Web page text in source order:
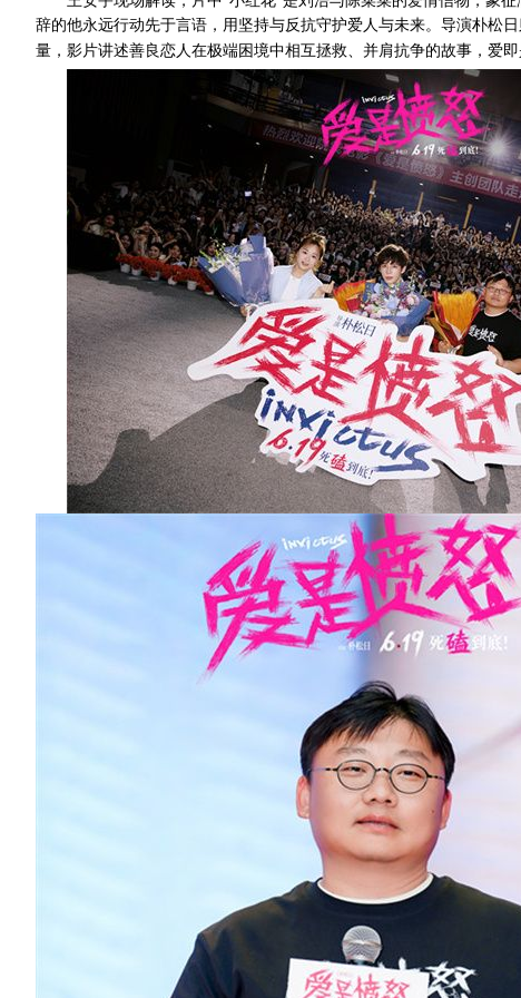
辞的他永远行动先于言语，用坚持与反抗守护爱人与未来。导演朴松
量，影片讲述善良恋人在极端困境中相互拯救、并肩抗争的故事，爱